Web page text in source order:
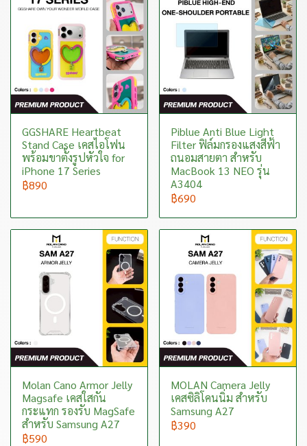
GGSHARE Heartbeat
Stand Case เคสไอโฟน
พร้อมขาตั้งรูปหัวใจ for
iPhone 17 Series
฿890
Piblue Anti Blue Light
Filter ฟิล์มกรองแสงสีฟ้า
ถนอมสายตา สำหรับ
MacBook 13 NEO รุ่น
A3404
฿690
Molan Cano Armor Jelly
Magsafe เคสใสกัน
กระแทก รองรับ MagSafe
สำหรับ Samsung A27
฿590
MOLAN Camera Jelly
เคสซิลิโคนนิ่ม สำหรับ
Samsung A27
฿390